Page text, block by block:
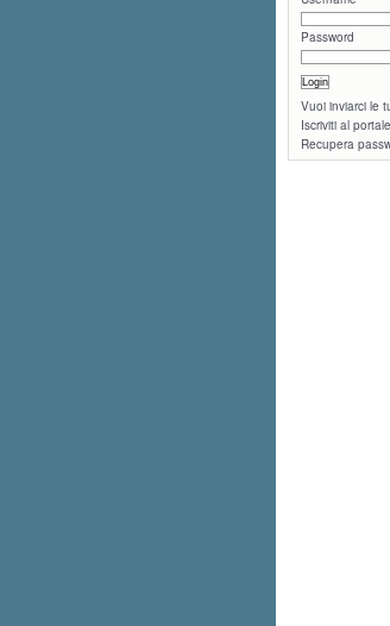
Password
Vuoi inviarci le
Iscriviti al
Recupera